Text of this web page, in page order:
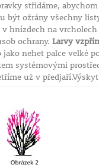
střídáme,
být ožrány všechny
v hnízdech na
ochrany. Larvy
jako nehet palce velké
systémovými
už v